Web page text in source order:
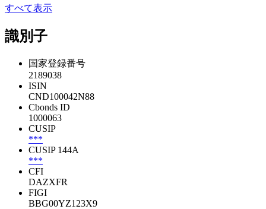
すべて表示
識別子
国家登録番号
2189038
ISIN
CND100042N88
Cbonds ID
1000063
CUSIP
***
CUSIP 144A
***
CFI
DAZXFR
FIGI
BBG00YZ123X9